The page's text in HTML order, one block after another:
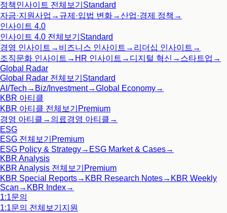
정책인사이트 전체보기 Standard
자금·지원사업 → 규제·입법 변화→산업·경제 정책 →
인사이트 4.0
인사이트 4.0 전체보기 Standard
경영 인사이트 → 비즈니스 인사이트 → 리더십 인사이트 →
조직문화 인사이트 → HR 인사이트 → 디지털 혁신 → 스타트업 →
Global Radar
Global Radar 전체보기 Standard
AI/Tech → Biz/Investment→Global Economy→
KBR 아티클
KBR 아티클 전체보기 Premium
경영 아티클 → 의료경영 아티클 →
ESG
ESG 전체보기 Premium
ESG Policy & Strategy→ ESG Market & Cases→
KBR Analysis
KBR Analysis 전체보기 Premium
KBR Special Reports→ KBR Research Notes→ KBR Weekly
Scan → KBR Index→
1:1문의
1:1문의 전체보기 지원